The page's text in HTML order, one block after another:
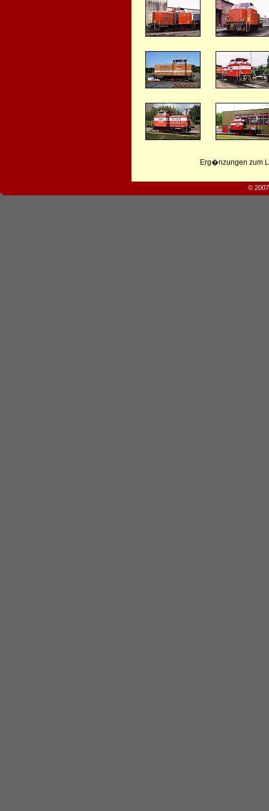
Erg�nzungen zum
©